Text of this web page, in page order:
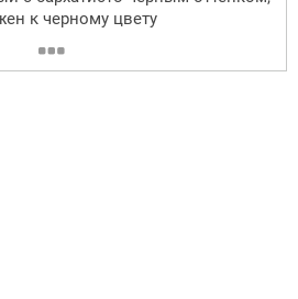
к черному цвету